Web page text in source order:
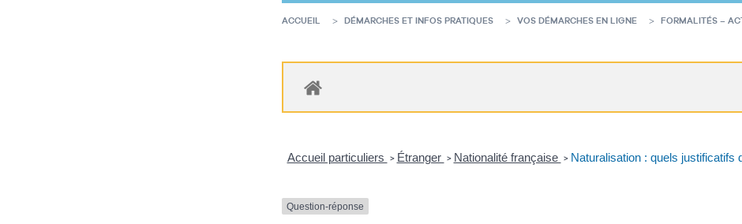
ACCUEIL DÉMARCHES ET INFOS PRATIQUES VOS DÉMARCHES EN LIGNE FORMALITÉS –
Accueil particuliers > Étranger > Nationalité française > Naturalisation : quels justificatifs
Question-réponse